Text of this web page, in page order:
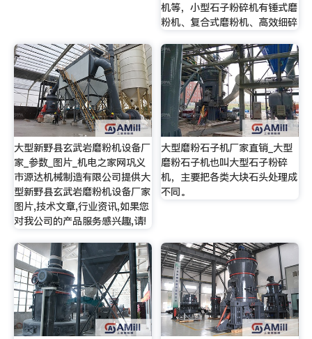
机等，小型石子粉碎机有锤式磨
粉机、复合式磨粉机、高效细碎
大型新野县玄武岩磨粉机设备厂
家_参数_图片_机电之家网巩义
市源达机械制造有限公司提供大
型新野县玄武岩磨粉机设备厂家
图片,技术文章,行业资讯,如果您
对我公司的产品服务感兴趣,请!
大型磨粉石子机厂家直销_大型
磨粉石子机也叫大型石子粉碎
机，主要把各类大块石头处理成
不同。